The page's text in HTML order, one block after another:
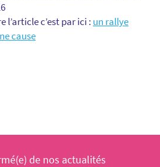
l’article c’est par ici : un rallye
cause
de nos actualités